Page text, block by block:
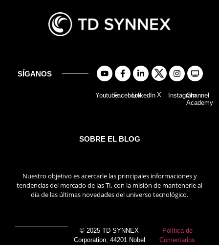
SÍGANOS
YoutubeFacebookLinkedIn X InstagramChannel
Academy
SOBRE EL BLOG
Nuestro objetivo es acercarle las principales informaciones y
tendencias del mercado de las TI, con la misión de mantenerle al
día de las últimas novedades del universo tecnológico.
© 2025 TD SYNNEX
Corporation, 44201 Nobel
Política de
Comentarios